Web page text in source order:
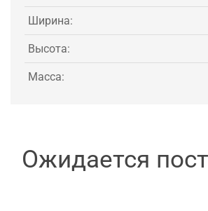
Ширина:
Высота:
Масса:
Ожидается